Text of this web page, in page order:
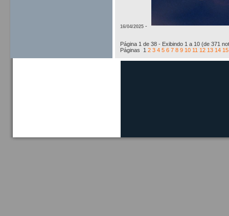
16/04/2025 -
Página 1 de 38 - Exibindo 1 a 10 (de 371
Páginas
1 2 3 4 5 6 7 8 9 10 11 12 13 14 15